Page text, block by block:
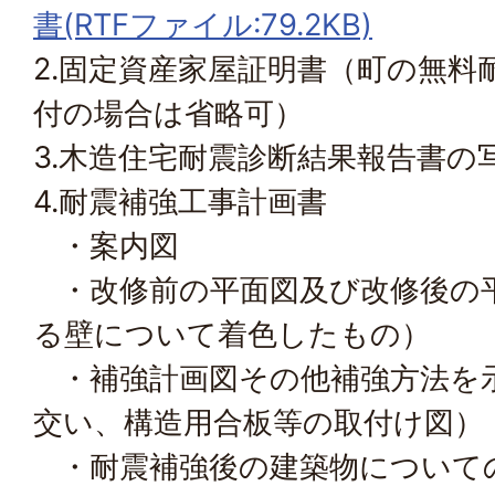
書(RTFファイル:79.2KB)
2.固定資産家屋証明書（町の無料
付の場合は省略可）
3.木造住宅耐震診断結果報告書の
4.耐震補強工事計画書
・案内図
・改修前の平面図及び改修後の
る壁について着色したもの）
・補強計画図その他補強方法を
交い、構造用合板等の取付け図）
・耐震補強後の建築物について